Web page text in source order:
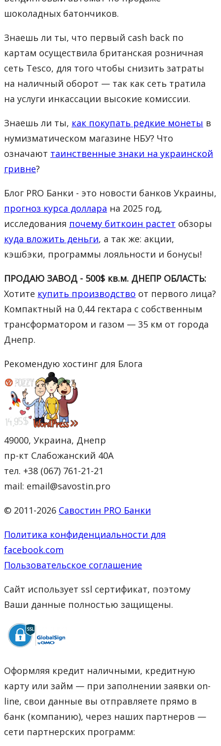
шоколадных батончиков.
Знаешь ли ты, что первый cash back по
картам осуществила британская розничная
сеть Tesco, для того чтобы снизить затраты
на наличный оборот — так как сеть тратила
на услуги инкассации высокие комиссии.
Знаешь ли ты, как покупать редкие монеты в
нумизматическом магазине НБУ? Что
означают таинственные знаки на украинской
гривне?
Блог PRO Банки - это новости банков Украины,
прогноз курса доллара на 2025 год,
исследования почему биткоин растет обзоры
куда вложить деньги, а так же: акции,
кэшбэки, программы лояльности и бонусы!
ПРОДАЮ ЗАВОД - 500$ кв.м. ДНЕПР ОБЛАСТЬ:
Хотите купить производство от первого лица?
Компактный на 0,44 гектара с собственным
трансформатором и газом — 35 км от города
Днепр.
Рекомендую хостинг для Блога
49000, Украина, Днепр
пр-кт Слабожанский 40А
тел. +38 (067) 761-21-21
mail: email@savostin.pro
© 2011-2026 Савостин PRO Банки
Политика конфиденциальности для
facebook.com
Пользовательское соглашение
Сайт использует ssl сертификат, поэтому
Ваши данные полностью защищены.
Оформляя кредит наличными, кредитную
карту или займ — при заполнении заявки on-
line, свои данные вы отправляете прямо в
банк (компанию), через наших партнеров —
сети партнерских программ: